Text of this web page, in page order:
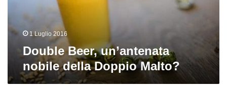
1 Luglio 2016
Double Beer, un’antenata
nobile della Doppio Malto?